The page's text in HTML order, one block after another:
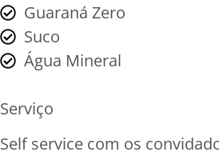
Guaraná Zero
Suco
Água Mineral
Serviço
Self service com os